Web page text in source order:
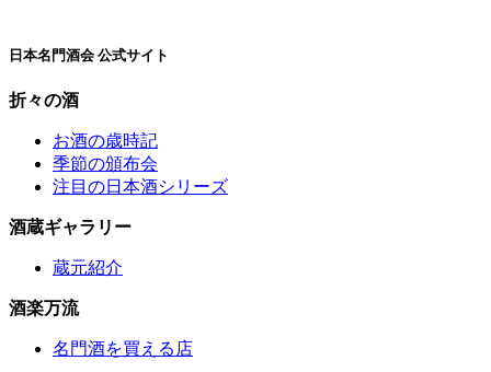
日本名門酒会 公式サイト
折々の酒
お酒の歳時記
季節の頒布会
注目の日本酒シリーズ
酒蔵ギャラリー
蔵元紹介
酒楽万流
名門酒を買える店